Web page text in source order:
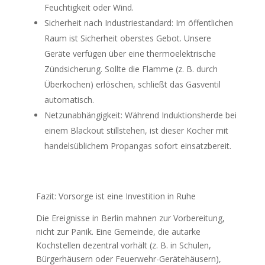
Feuchtigkeit oder Wind.
Sicherheit nach Industriestandard: Im öffentlichen
Raum ist Sicherheit oberstes Gebot. Unsere
Geräte verfügen über eine thermoelektrische
Zündsicherung. Sollte die Flamme (z. B. durch
Überkochen) erlöschen, schließt das Gasventil
automatisch.
Netzunabhängigkeit: Während Induktionsherde bei
einem Blackout stillstehen, ist dieser Kocher mit
handelsüblichem Propangas sofort einsatzbereit.
Fazit: Vorsorge ist eine Investition in Ruhe
Die Ereignisse in Berlin mahnen zur Vorbereitung,
nicht zur Panik. Eine Gemeinde, die autarke
Kochstellen dezentral vorhält (z. B. in Schulen,
Bürgerhäusern oder Feuerwehr-Gerätehäusern),